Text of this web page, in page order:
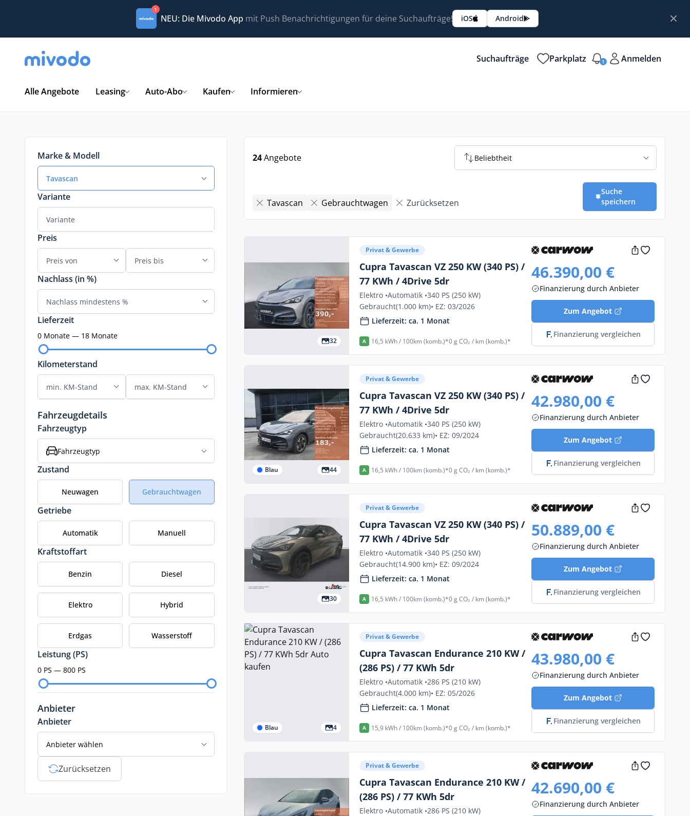
1
NEU: Die Mivodo App mit Push Benachrichtigungen für deine Suchaufträge! iOS Android
Suchaufträge Parkplatz 1 Anmelden
Alle Angebote Leasing Auto-Abo Kaufen Informieren
Marke & Modell
Tavascan
Variante
Preis
Nachlass (in %)
Lieferzeit
0 Monate — 18 Monate
Kilometerstand
Fahrzeugdetails
Fahrzeugtyp
Fahrzeugtyp
Zustand
Neuwagen Gebrauchtwagen
Getriebe
Automatik Manuell
Kraftstoffart
Benzin Diesel
Elektro Hybrid
Erdgas Wasserstoff
Leistung (PS)
0 PS — 800 PS
Anbieter
Anbieter
Anbieter wählen
Zurücksetzen
24Angebote Beliebtheit
Tavascan Gebrauchtwagen Zurücksetzen
Suche
speichern
32
Privat & Gewerbe
Cupra Tavascan VZ 250 KW (340 PS) /
77 KWh / 4Drive 5dr
Elektro •Automatik •340 PS (250 kW)
Gebraucht(1.000 km)• EZ: 03/2026
Lieferzeit: ca. 1 Monat
A 16,5 kWh / 100km (komb.)*0 g CO₂ / km (komb.)*
46.390,00 €
Finanzierung durch Anbieter
Zum Angebot
Finanzierung vergleichen
Blau 44
Privat & Gewerbe
Cupra Tavascan VZ 250 KW (340 PS) /
77 KWh / 4Drive 5dr
Elektro •Automatik •340 PS (250 kW)
Gebraucht(20.633 km)• EZ: 09/2024
Lieferzeit: ca. 1 Monat
A 16,5 kWh / 100km (komb.)*0 g CO₂ / km (komb.)*
42.980,00 €
Finanzierung durch Anbieter
Zum Angebot
Finanzierung vergleichen
30
Privat & Gewerbe
Cupra Tavascan VZ 250 KW (340 PS) /
77 KWh / 4Drive 5dr
Elektro •Automatik •340 PS (250 kW)
Gebraucht(14.900 km)• EZ: 09/2024
Lieferzeit: ca. 1 Monat
A 16,5 kWh / 100km (komb.)*0 g CO₂ / km (komb.)*
50.889,00 €
Finanzierung durch Anbieter
Zum Angebot
Finanzierung vergleichen
Blau 4
Privat & Gewerbe
Cupra Tavascan Endurance 210 KW /
(286 PS) / 77 KWh 5dr
Elektro •Automatik •286 PS (210 kW)
Gebraucht(4.000 km)• EZ: 05/2026
Lieferzeit: ca. 1 Monat
A 15,9 kWh / 100km (komb.)*0 g CO₂ / km (komb.)*
43.980,00 €
Finanzierung durch Anbieter
Zum Angebot
Finanzierung vergleichen
Privat & Gewerbe
Cupra Tavascan Endurance 210 KW /
(286 PS) / 77 KWh 5dr
Elektro •Automatik •286 PS (210 kW)
42.690,00 €
Finanzierung durch Anbieter